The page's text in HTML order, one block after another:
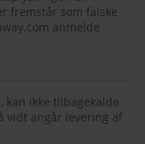
fremstår som falske
anmelde
kan ikke tilbagekalde
vidt angår levering af